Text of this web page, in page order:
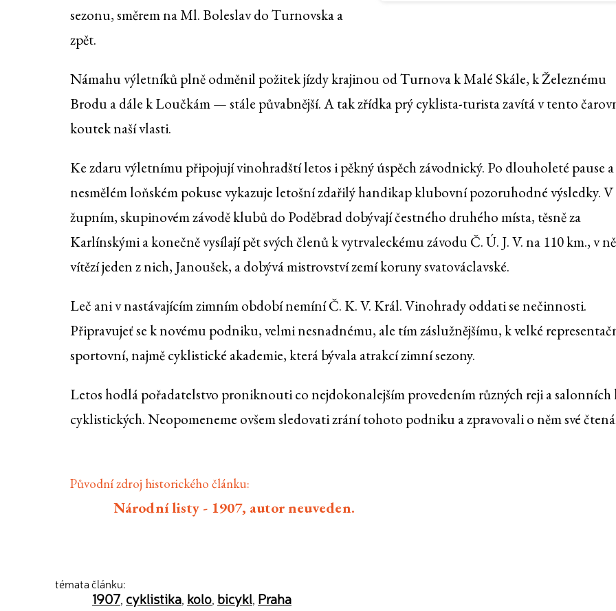
sezonu, směrem na Ml. Boleslav do Turnovska a
zpět.
Námahu výletníků plně odměnil požitek jízdy krajinou od Turnova k Malé Skále, k Železnému
Brodu a dále k Loučkám — stále půvabnější. A tak zřídka prý cyklista-turista zavítá v tento
koutek naší vlasti.
Ke zdaru výletnímu připojují vinohradští letos i pěkný úspěch závodnický. Po dlouholeté pause a
nesmělém loňském pokuse vykazuje letošní zdařilý handikap klubovní pozoruhodné výsledky. V
župním, skupinovém závodě klubů do Poděbrad dobývají čestného druhého místa, těsně za
Karlínskými a konečně vysílají pět svých členů k vytrvaleckému závodu Č. Ú. J. V. na 110 km., v
vítězí jeden z nich, Janoušek, a dobývá mistrovství zemí koruny svatováclavské.
Leč ani v nastávajícím zimním období nemíní Č. K. V. Král. Vinohrady oddati se nečinnosti.
Připravujeť se k novému podniku, velmi nesnadnému, ale tím záslužnějšímu, k velké
sportovní, najmě cyklistické akademie, která bývala atrakcí zimní sezony.
Letos hodlá pořadatelstvo proniknouti co nejdokonalejším provedením různých reji a salonních
cyklistických. Neopomeneme ovšem sledovati zrání tohoto podniku a zpravovali o něm své
Původní zdroj historického článku:
Národní listy - 1907, autor neuveden.
témata článku:
1907, cyklistika, kolo, bicykl, Praha